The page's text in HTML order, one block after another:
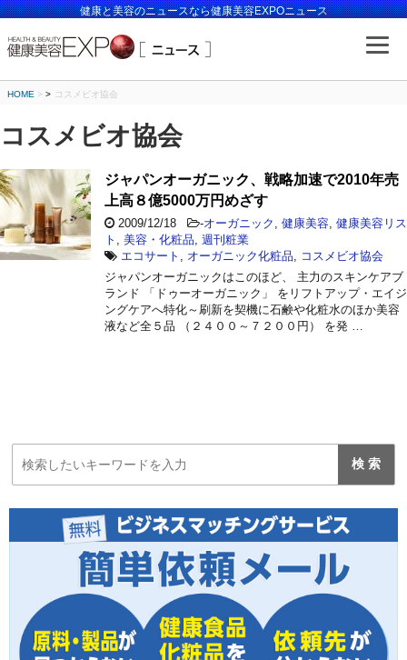
健康と美容のニュースなら健康美容EXPOニュース
HOME > コスメビオ協会
コスメビオ協会
ジャパンオーガニック、戦略加速で2010年売
上高８億5000万円めざす
2009/12/18 -オーガニック 健康美容 健康美容リス
ト
美容・化粧品 週刊粧業
エコサート
オーガニック化粧品
コスメビオ協会
ジャパンオーガニックはこのほど、 主力のスキンケアブ
ランド 「ドゥーオーガニック」 をリフトアップ・エイジ
ングケアへ特化～刷新を契機に石鹸や化粧水のほか美容
液など全５品 （２４００～７２００円） を発 …